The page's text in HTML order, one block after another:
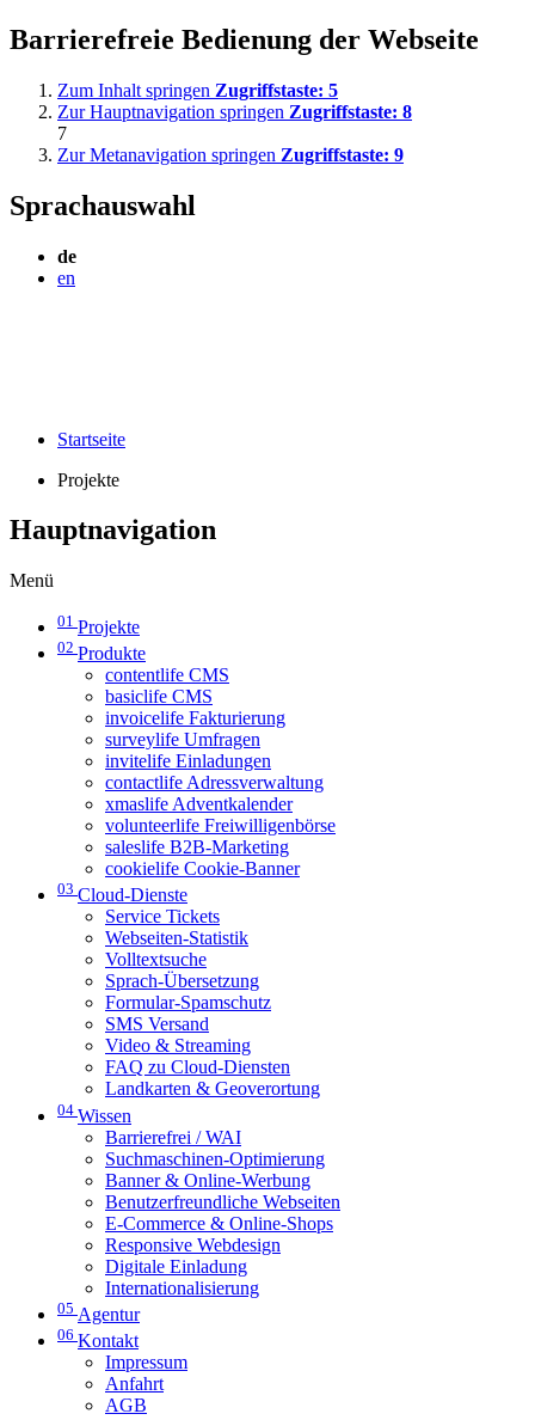
Barrierefreie Bedienung der Webseite
Zum Inhalt springen Zugriffstaste: 5
Zur Hauptnavigation springen Zugriffstaste: 8
7
Zur Metanavigation springen Zugriffstaste: 9
Sprachauswahl
de
en
Startseite
Projekte
Hauptnavigation
Menü
01 Projekte
02 Produkte
contentlife CMS
basiclife CMS
invoicelife Fakturierung
surveylife Umfragen
invitelife Einladungen
contactlife Adressverwaltung
xmaslife Adventkalender
volunteerlife Freiwilligenbörse
saleslife B2B-Marketing
cookielife Cookie-Banner
03 Cloud-Dienste
Service Tickets
Webseiten-Statistik
Volltextsuche
Sprach-Übersetzung
Formular-Spamschutz
SMS Versand
Video & Streaming
FAQ zu Cloud-Diensten
Landkarten & Geoverortung
04 Wissen
Barrierefrei / WAI
Suchmaschinen-Optimierung
Banner & Online-Werbung
Benutzerfreundliche Webseiten
E-Commerce & Online-Shops
Responsive Webdesign
Digitale Einladung
Internationalisierung
05 Agentur
06 Kontakt
Impressum
Anfahrt
AGB